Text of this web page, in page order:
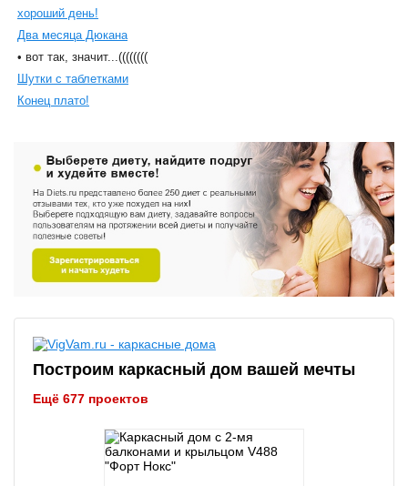
хороший день!
Два месяца Дюкана
• вот так, значит...((((((((
Шутки с таблетками
Конец плато!
Построим каркасный дом вашей мечты
Ещё 677 проектов